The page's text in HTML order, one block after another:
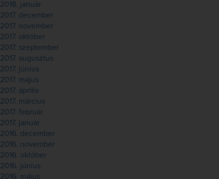
2018. január
2017. december
2017. november
2017. október
2017. szeptember
2017. augusztus
2017. június
2017. május
2017. április
2017. március
2017. február
2017. január
2016. december
2016. november
2016. október
2016. június
2016. május